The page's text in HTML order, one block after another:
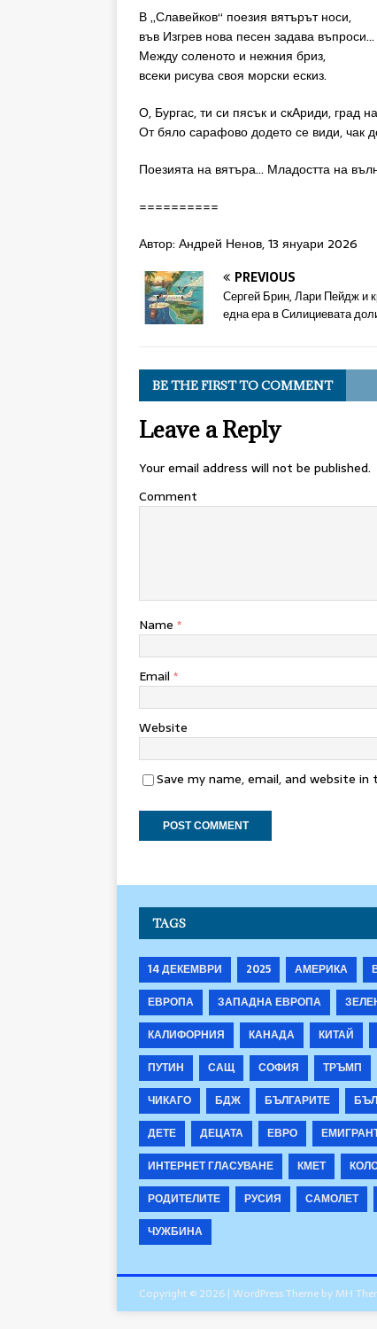
В „Славейков“ поезия вятърът носи,
във Изгрев нова песен задава въпроси…
Между соленото и нежния бриз,
всеки рисува своя морски ескиз.
О, Бургас, ти си пясък и скАриди, град
От бяло сарафово додето се види, чак
Поезията на вятъра… Младостта на
==========
Автор: Андрей Ненов, 13 януари 2026
PREVIOUS
Сергей Брин, Лари Пейдж и
една ера в Силициевата
BE THE FIRST TO COMMENT
Leave a Reply
Your email address will not be published.
Comment
Name *
Email *
Website
Save my name, email, and website
TAGS
14 ДЕКЕМВРИ 2025 АМЕРИКА
ЕВРОПА
ЗАПАДНА ЕВРОПА
КАЛИФОРНИЯ
КАНАДА КИТАЙ
ПУТИН
САЩ СОФИЯ ТРЪМП
ЧИКАГО
БДЖ БЪЛГАРИТЕ
ДЕТЕ
ДЕЦАТА ЕВРО
ИНТЕРНЕТ ГЛАСУВАНЕ
КМЕТ
РОДИТЕЛИТЕ
РУСИЯ САМОЛЕТ
ЧУЖБИНА
Copyright © 2026 | WordPress Theme byMH